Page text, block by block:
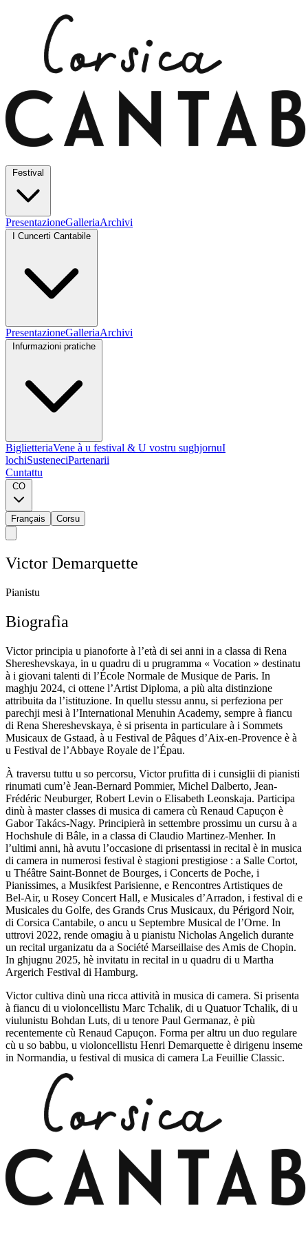
PresentazioneGalleriaArchivi
PresentazioneGalleriaArchivi
BiglietteriaVene à u festival & U vostru sughjornuI
lochiSusteneciPartenarii
Cuntattu
Français Corsu
Victor Demarquette
Pianistu
Biografìa
Victor principia u pianoforte à l’età di sei anni in a classa di Rena
Shereshevskaya, in u quadru di u prugramma « Vocation » destinatu
à i giovani talenti di l’École Normale de Musique de Paris. In
maghju 2024, ci ottene l’Artist Diploma, a più alta distinzione
attribuita da l’istituzione. In quellu stessu annu, si perfeziona per
parechji mesi à l’International Menuhin Academy, sempre à fiancu
di Rena Shereshevskaya, è si prisenta in particulare à i Sommets
Musicaux de Gstaad, à u Festival de Pâques d’Aix-en-Provence è à
u Festival de l’Abbaye Royale de l’Épau.
À traversu tuttu u so percorsu, Victor prufitta di i cunsiglii di pianisti
rinumati cum’è Jean-Bernard Pommier, Michel Dalberto, Jean-
Frédéric Neuburger, Robert Levin o Elisabeth Leonskaja. Participa
dinù à master classes di musica di camera cù Renaud Capuçon è
Gabor Takács-Nagy. Principierà in settembre prossimu un cursu à a
Hochshule di Bâle, in a classa di Claudio Martinez-Menher. In
l’ultimi anni, hà avutu l’occasione di prisentassi in recital è in musica
di camera in numerosi festival è stagioni prestigiose : a Salle Cortot,
u Théâtre Saint-Bonnet de Bourges, i Concerts de Poche, i
Pianissimes, a Musikfest Parisienne, e Rencontres Artistiques de
Bel-Air, u Rosey Concert Hall, e Musicales d’Arradon, i festival di e
Musicales du Golfe, des Grands Crus Musicaux, du Périgord Noir,
di Corsica Cantabile, o ancu u Septembre Musical de l’Orne. In
uttrovi 2022, rende omagiu à u pianistu Nicholas Angelich durante
un recital urganizatu da a Société Marseillaise des Amis de Chopin.
In ghjugnu 2025, hè invitatu in recital in u quadru di u Martha
Argerich Festival di Hamburg.
Victor cultiva dinù una ricca attività in musica di camera. Si prisenta
à fiancu di u violoncellistu Marc Tchalik, di u Quatuor Tchalik, di u
viulunistu Bohdan Luts, di u tenore Paul Germanaz, è più
recentemente cù Renaud Capuçon. Forma per altru un duo regulare
cù u so babbu, u violoncellistu Henri Demarquette è dirigenu inseme
in Normandia, u festival di musica di camera La Feuillie Classic.